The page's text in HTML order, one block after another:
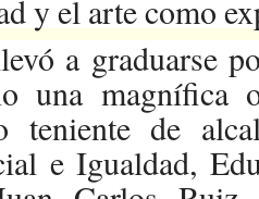
y el arte como
a graduarse
una magnífica
teniente de
e Igualdad,